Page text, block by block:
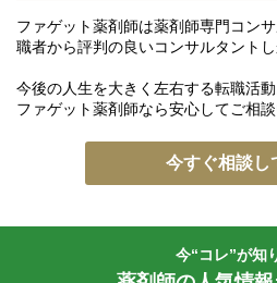
ファゲット薬剤師は薬剤師専門コン
職者から評判の良いコンサルタント
今後の人生を大きく左右する転職活動
ファゲット薬剤師なら安心してご相談
今すぐ相談し
今“コレ”が知